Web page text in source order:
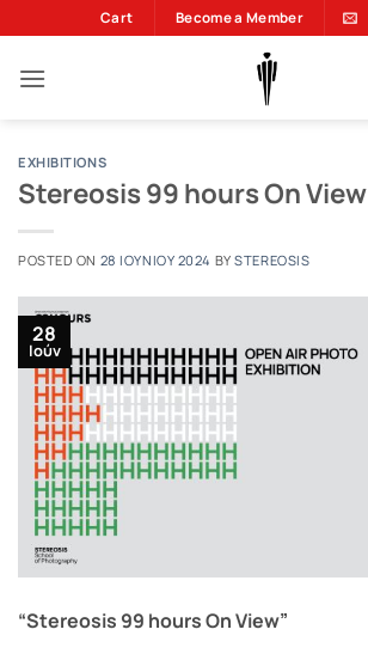
στο
περιεχόμενο
Cart Become a Member
EXHIBITIONS
Stereosis 99 hours On View
POSTED ON 28 ΙΟΥΝΊΟΥ 2024 BYSTEREOSIS
28
Ιούν
“Stereosis 99 hours On View”